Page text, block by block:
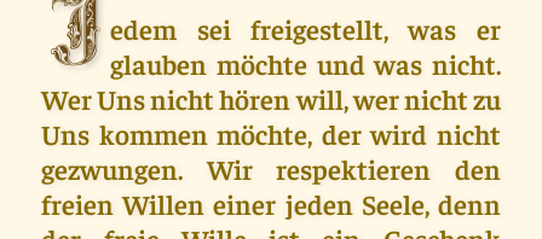
J edem sei freigestellt, was er
glauben möchte und was nicht.
Wer Uns nicht hören will, wer nicht zu
Uns kommen möchte, der wird nicht
gezwungen. Wir respektieren den
freien Willen einer jeden Seele, denn